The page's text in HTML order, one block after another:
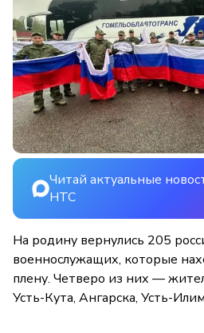
Читай актуальные
НТС
На родину вернулись 205
военнослужащих, которые
плену. Четверо из них —
Усть-Кута, Ангарска, Усть-